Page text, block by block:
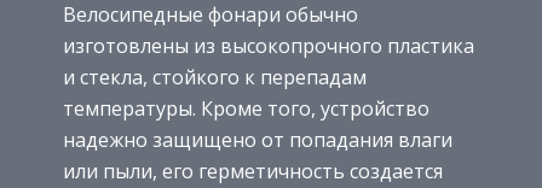
Велосипедные фонари обычно
изготовлены из высокопрочного пластика
и стекла, стойкого к перепадам
температуры. Кроме того, устройство
надежно защищено от попадания влаги
или пыли, его герметичность создается